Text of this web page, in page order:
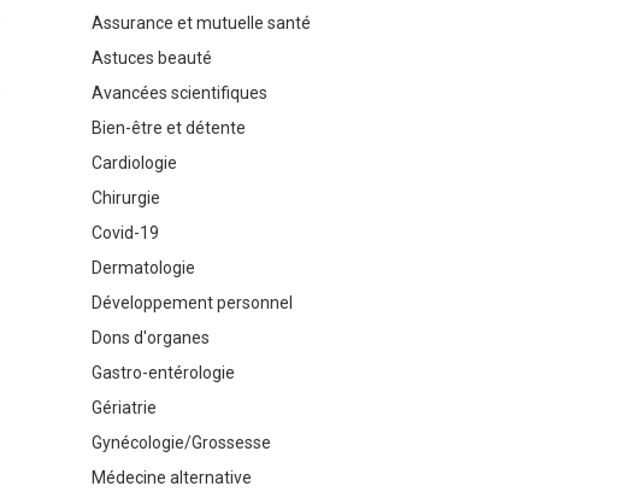
Assurance et mutuelle santé
Astuces beauté
Avancées scientifiques
Bien-être et détente
Cardiologie
Chirurgie
Covid-19
Dermatologie
Développement personnel
Dons d'organes
Gastro-entérologie
Gériatrie
Gynécologie/Grossesse
Médecine alternative